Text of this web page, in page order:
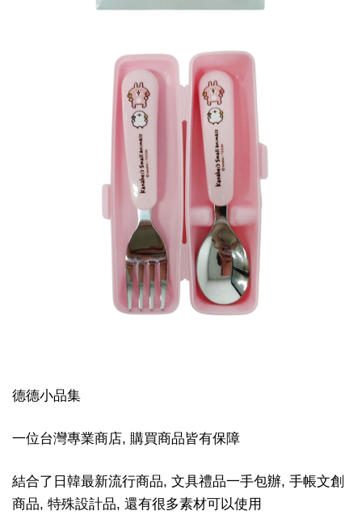
德德小品集
一位台灣專業商店, 購買商品皆有保障
結合了日韓最新流行商品, 文具禮品一手包辦, 手帳文創
商品, 特殊設計品, 還有很多素材可以使用